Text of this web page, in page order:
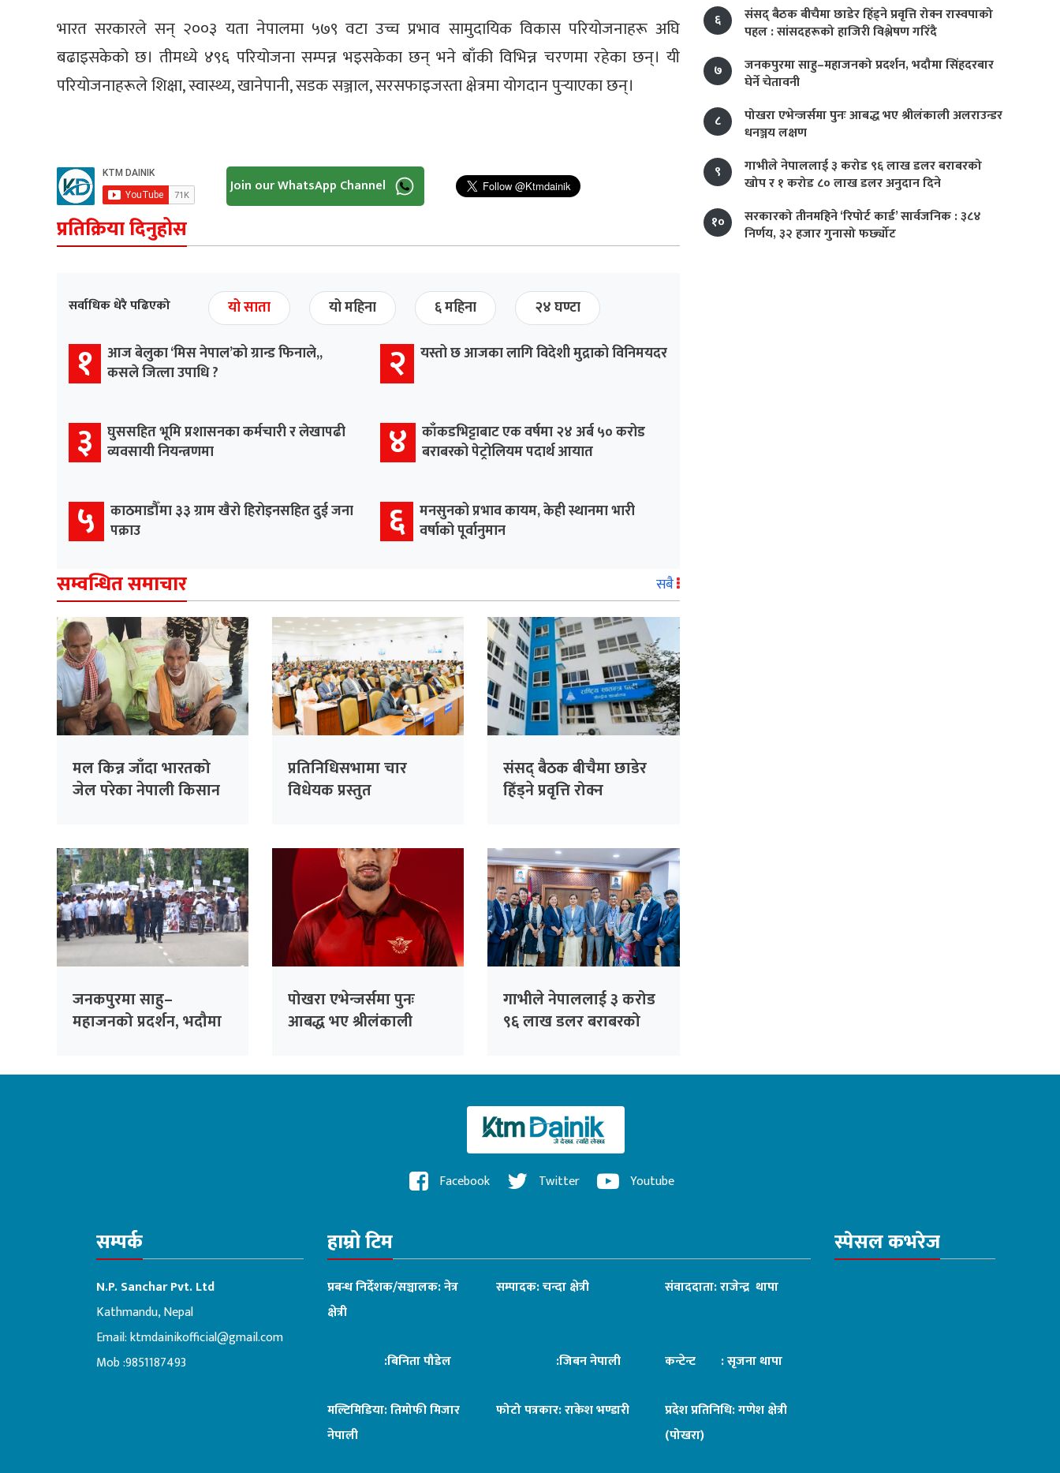
भारत सरकारले सन् २००३ यता नेपालमा ५७९ वटा उच्च प्रभाव सामुदायिक विकास परियोजनाहरू अघि
बढाइसकेको छ। तीमध्ये ४९६ परियोजना सम्पन्न भइसकेका छन् भने बाँकी विभिन्न चरणमा रहेका छन्। यी
परियोजनाहरूले शिक्षा, स्वास्थ्य, खानेपानी, सडक सञ्जाल, सरसफाइजस्ता क्षेत्रमा योगदान पुर्‍याएका छन्।
Join our WhatsApp Channel
प्रतिक्रिया दिनुहोस
सर्वाधिक धेरै पढिएको यो साता यो महिना ६ महिना २४ घण्टा
१
आज बेलुका ‘मिस नेपाल’को ग्रान्ड फिनाले,,
कसले जित्ला उपाधि ?
२ यस्तो छ आजका लागि विदेशी मुद्राको विनिमयदर
३
घुससहित भूमि प्रशासनका कर्मचारी र लेखापढी
व्यवसायी नियन्त्रणमा
४
काँकडभिट्टाबाट एक वर्षमा २४ अर्ब ५० करोड
बराबरको पेट्रोलियम पदार्थ आयात
५
काठमाडौँमा ३३ ग्राम खैरो हिरोइनसहित दुई जना
पक्राउ
६ मनसुनको प्रभाव कायम, केही स्थानमा भारी
वर्षाको पूर्वानुमान
सम्वन्धित समाचार सबै
मल किन्न जाँदा भारतको
जेल परेका नेपाली किसान
प्रतिनिधिसभामा चार
विधेयक प्रस्तुत
संसद् बैठक बीचैमा छाडेर
हिँड्ने प्रवृत्ति रोक्न
विश्लेषण गरिँदै
जनकपुरमा साहु–
महाजनको प्रदर्शन, भदौमा
पोखरा एभेन्जर्समा पुनः
आबद्ध भए श्रीलंकाली
गाभीले नेपाललाई ३ करोड
९६ लाख डलर बराबरको
६
संसद् बैठक बीचैमा छाडेर हिँड्ने प्रवृत्ति रोक्न रास्वपाको
पहल : सांसदहरूको हाजिरी विश्लेषण गरिँदै
७
जनकपुरमा साहु–महाजनको प्रदर्शन, भदौमा सिंहदरबार
घेर्ने चेतावनी
८
पोखरा एभेन्जर्समा पुनः आबद्ध भए श्रीलंकाली अलराउन्डर
धनञ्जय लक्षण
९
गाभीले नेपाललाई ३ करोड ९६ लाख डलर बराबरको
खोप र १ करोड ८० लाख डलर अनुदान दिने
१०
सरकारको तीनमहिने ‘रिपोर्ट कार्ड’ सार्वजनिक : ३८४
निर्णय, ३२ हजार गुनासो फर्छ्योट
Facebook Twitter Youtube
सम्पर्क
N.P. Sanchar Pvt. Ltd
Kathmandu, Nepal
Email:ktmdainikofficial@gmail.com
Mob :9851187493
हाम्रो टिम
प्रबन्ध निर्देशक/सञ्चालक: नेत्र
क्षेत्री
सम्पादक: चन्दा क्षेत्री संवाददाता: राजेन्द्र थापा
:बिनिता पौडेल :जिबन नेपाली कन्टेन्ट : सृजना थापा
मल्टिमिडिया: तिमोफी मिजार
नेपाली
फोटो पत्रकार: राकेश भण्डारी
प्रदेश प्रतिनिधि: गणेश क्षेत्री
(पोखरा)
स्पेसल कभरेज